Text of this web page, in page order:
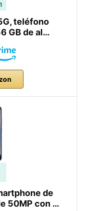
teléfono
GB de al…
de
50MP con …